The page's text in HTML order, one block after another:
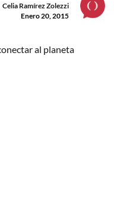
Celia Ramírez Zolezzi
Enero 20, 2015